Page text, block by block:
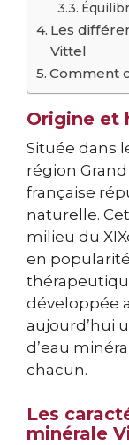
Les
Vittel
Comment
Origine et
Située dans
région
française
naturelle.
milieu du
en
développée
aujourd’hui
d’eau
chacun.
Les
minérale